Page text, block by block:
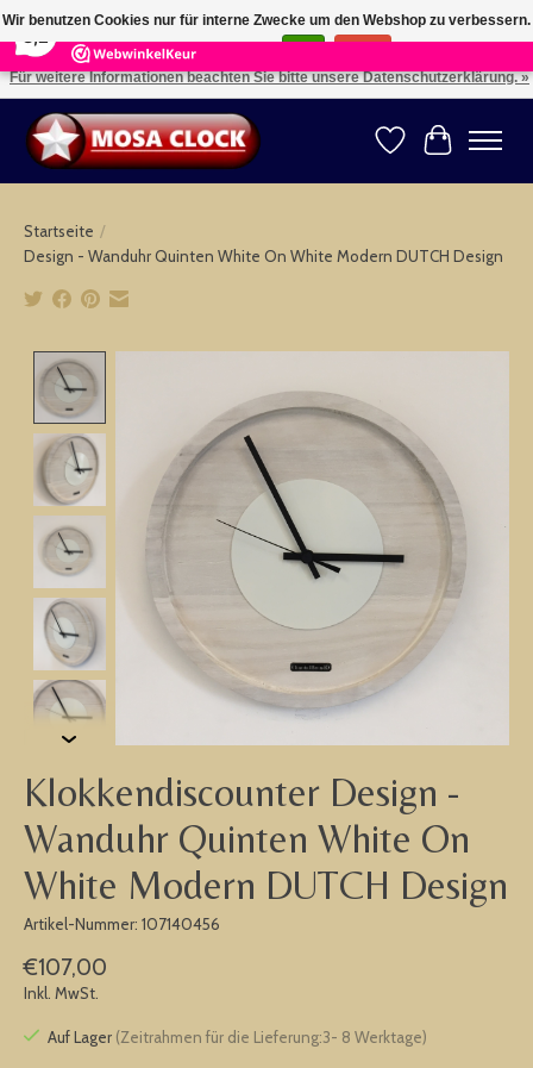
164 Reviews ×
Kies uw taal: NL -- Wählen Sie ihre Sprache: DE -- Choose your language: EN ⇓ ⇒
Wunschzettel
Ihr
Startseite /
Design - Wanduhr Quinten White On White Modern DUTCH Design
Klokkendiscounter Design -
Wanduhr Quinten White On
White Modern DUTCH Design
Artikel-Nummer: 107140456
€107,00
Inkl. MwSt.
Auf Lager (Zeitrahmen für die Lieferung:3- 8 Werktage)
Wir benutzen Cookies nur für interne Zwecke um den Webshop zu verbessern.
Ist das in Ordnung?
Für weitere Informationen beachten Sie bitte unsere Datenschutzerklärung. »